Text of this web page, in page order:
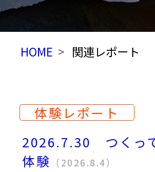
HOME 関連レポート
体験レポート
2026.7.30 つくっ
体験
（2026.8.4）